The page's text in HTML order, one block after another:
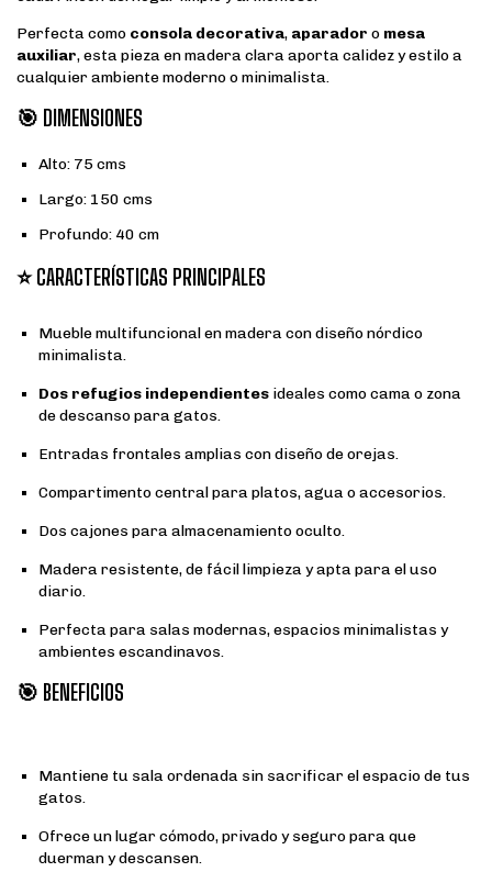
Perfecta como consola decorativa, aparador o mesa
auxiliar, esta pieza en madera clara aporta calidez y estilo a
cualquier ambiente moderno o minimalista.
🎯 DIMENSIONES
Alto: 75 cms
Largo: 150 cms
Profundo: 40 cm
⭐CARACTERÍSTICAS PRINCIPALES
Mueble multifuncional en madera con diseño nórdico
minimalista.
Dos refugios independientes ideales como cama o zona
de descanso para gatos.
Entradas frontales amplias con diseño de orejas.
Compartimento central para platos, agua o accesorios.
Dos cajones para almacenamiento oculto.
Madera resistente, de fácil limpieza y apta para el uso
diario.
Perfecta para salas modernas, espacios minimalistas y
ambientes escandinavos.
🎯 BENEFICIOS
Mantiene tu sala ordenada sin sacrificar el espacio de tus
gatos.
Ofrece un lugar cómodo, privado y seguro para que
duerman y descansen.